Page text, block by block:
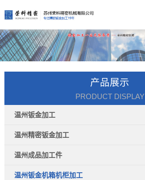
产品展示
PRODUCT DISPLAY
温州钣金加工
温州精密钣金加工
温州成品加工件
温州钣金机箱机柜加工